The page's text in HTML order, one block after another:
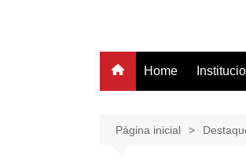
Home
Página inicial